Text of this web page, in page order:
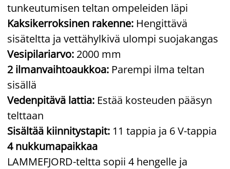
tunkeutumisen teltan ompeleiden läpi
Kaksikerroksinen rakenne: Hengittävä
sisäteltta ja vettähylkivä ulompi suojakangas
Vesipilariarvo: 2000 mm
2 ilmanvaihtoaukkoa: Parempi ilma teltan
sisällä
Vedenpitävä lattia: Estää kosteuden pääsyn
telttaan
Sisältää kiinnitystapit: 11 tappia ja 6 V-tappia
4 nukkumapaikkaa
LAMMEFJORD-teltta sopii 4 hengelle ja